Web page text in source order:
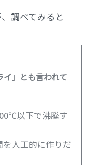
調べてみると
イ」とも言われて
以下で沸騰す
人工的に作りだ